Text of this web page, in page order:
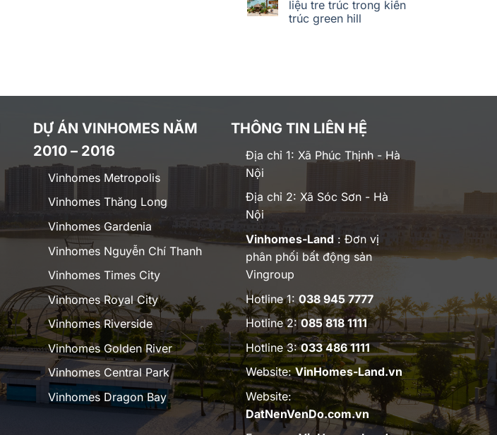
liệu tre trúc trong kiến
trúc green hill
DỰ ÁN VINHOMES NĂM
2010 – 2016
Vinhomes Metropolis
Vinhomes Thăng Long
Vinhomes Gardenia
Vinhomes Nguyễn Chí Thanh
Vinhomes Times City
Vinhomes Royal City
Vinhomes Riverside
Vinhomes Golden River
Vinhomes Central Park
Vinhomes Dragon Bay
THÔNG TIN LIÊN HỆ
Địa chỉ 1: Xã Phúc Thịnh - Hà
Nội
Địa chỉ 2: Xã Sóc Sơn - Hà
Nội
Vinhomes-Land: Đơn vị
phân phối bất động sản
Vingroup
Hotline 1:038 945 7777
Hotline 2:085 818 1111
Hotline 3:033 486 1111
Website:VinHomes-Land.vn
Website:
DatNenVenDo.com.vn